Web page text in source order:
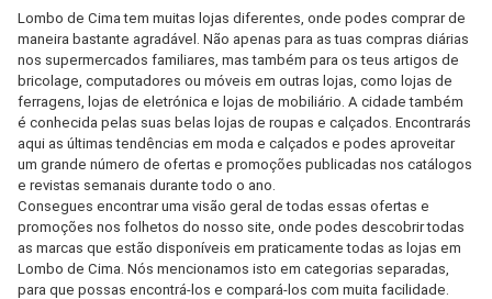
Lombo de Cima tem muitas lojas diferentes, onde podes comprar de
maneira bastante agradável. Não apenas para as tuas compras diárias
nos supermercados familiares, mas também para os teus artigos de
bricolage, computadores ou móveis em outras lojas, como lojas de
ferragens, lojas de eletrónica e lojas de mobiliário. A cidade também
é conhecida pelas suas belas lojas de roupas e calçados. Encontrarás
aqui as últimas tendências em moda e calçados e podes aproveitar
um grande número de ofertas e promoções publicadas nos catálogos
e revistas semanais durante todo o ano.
Consegues encontrar uma visão geral de todas essas ofertas e
promoções nos folhetos do nosso site, onde podes descobrir todas
as marcas que estão disponíveis em praticamente todas as lojas em
Lombo de Cima. Nós mencionamos isto em categorias separadas,
para que possas encontrá-los e compará-los com muita facilidade.